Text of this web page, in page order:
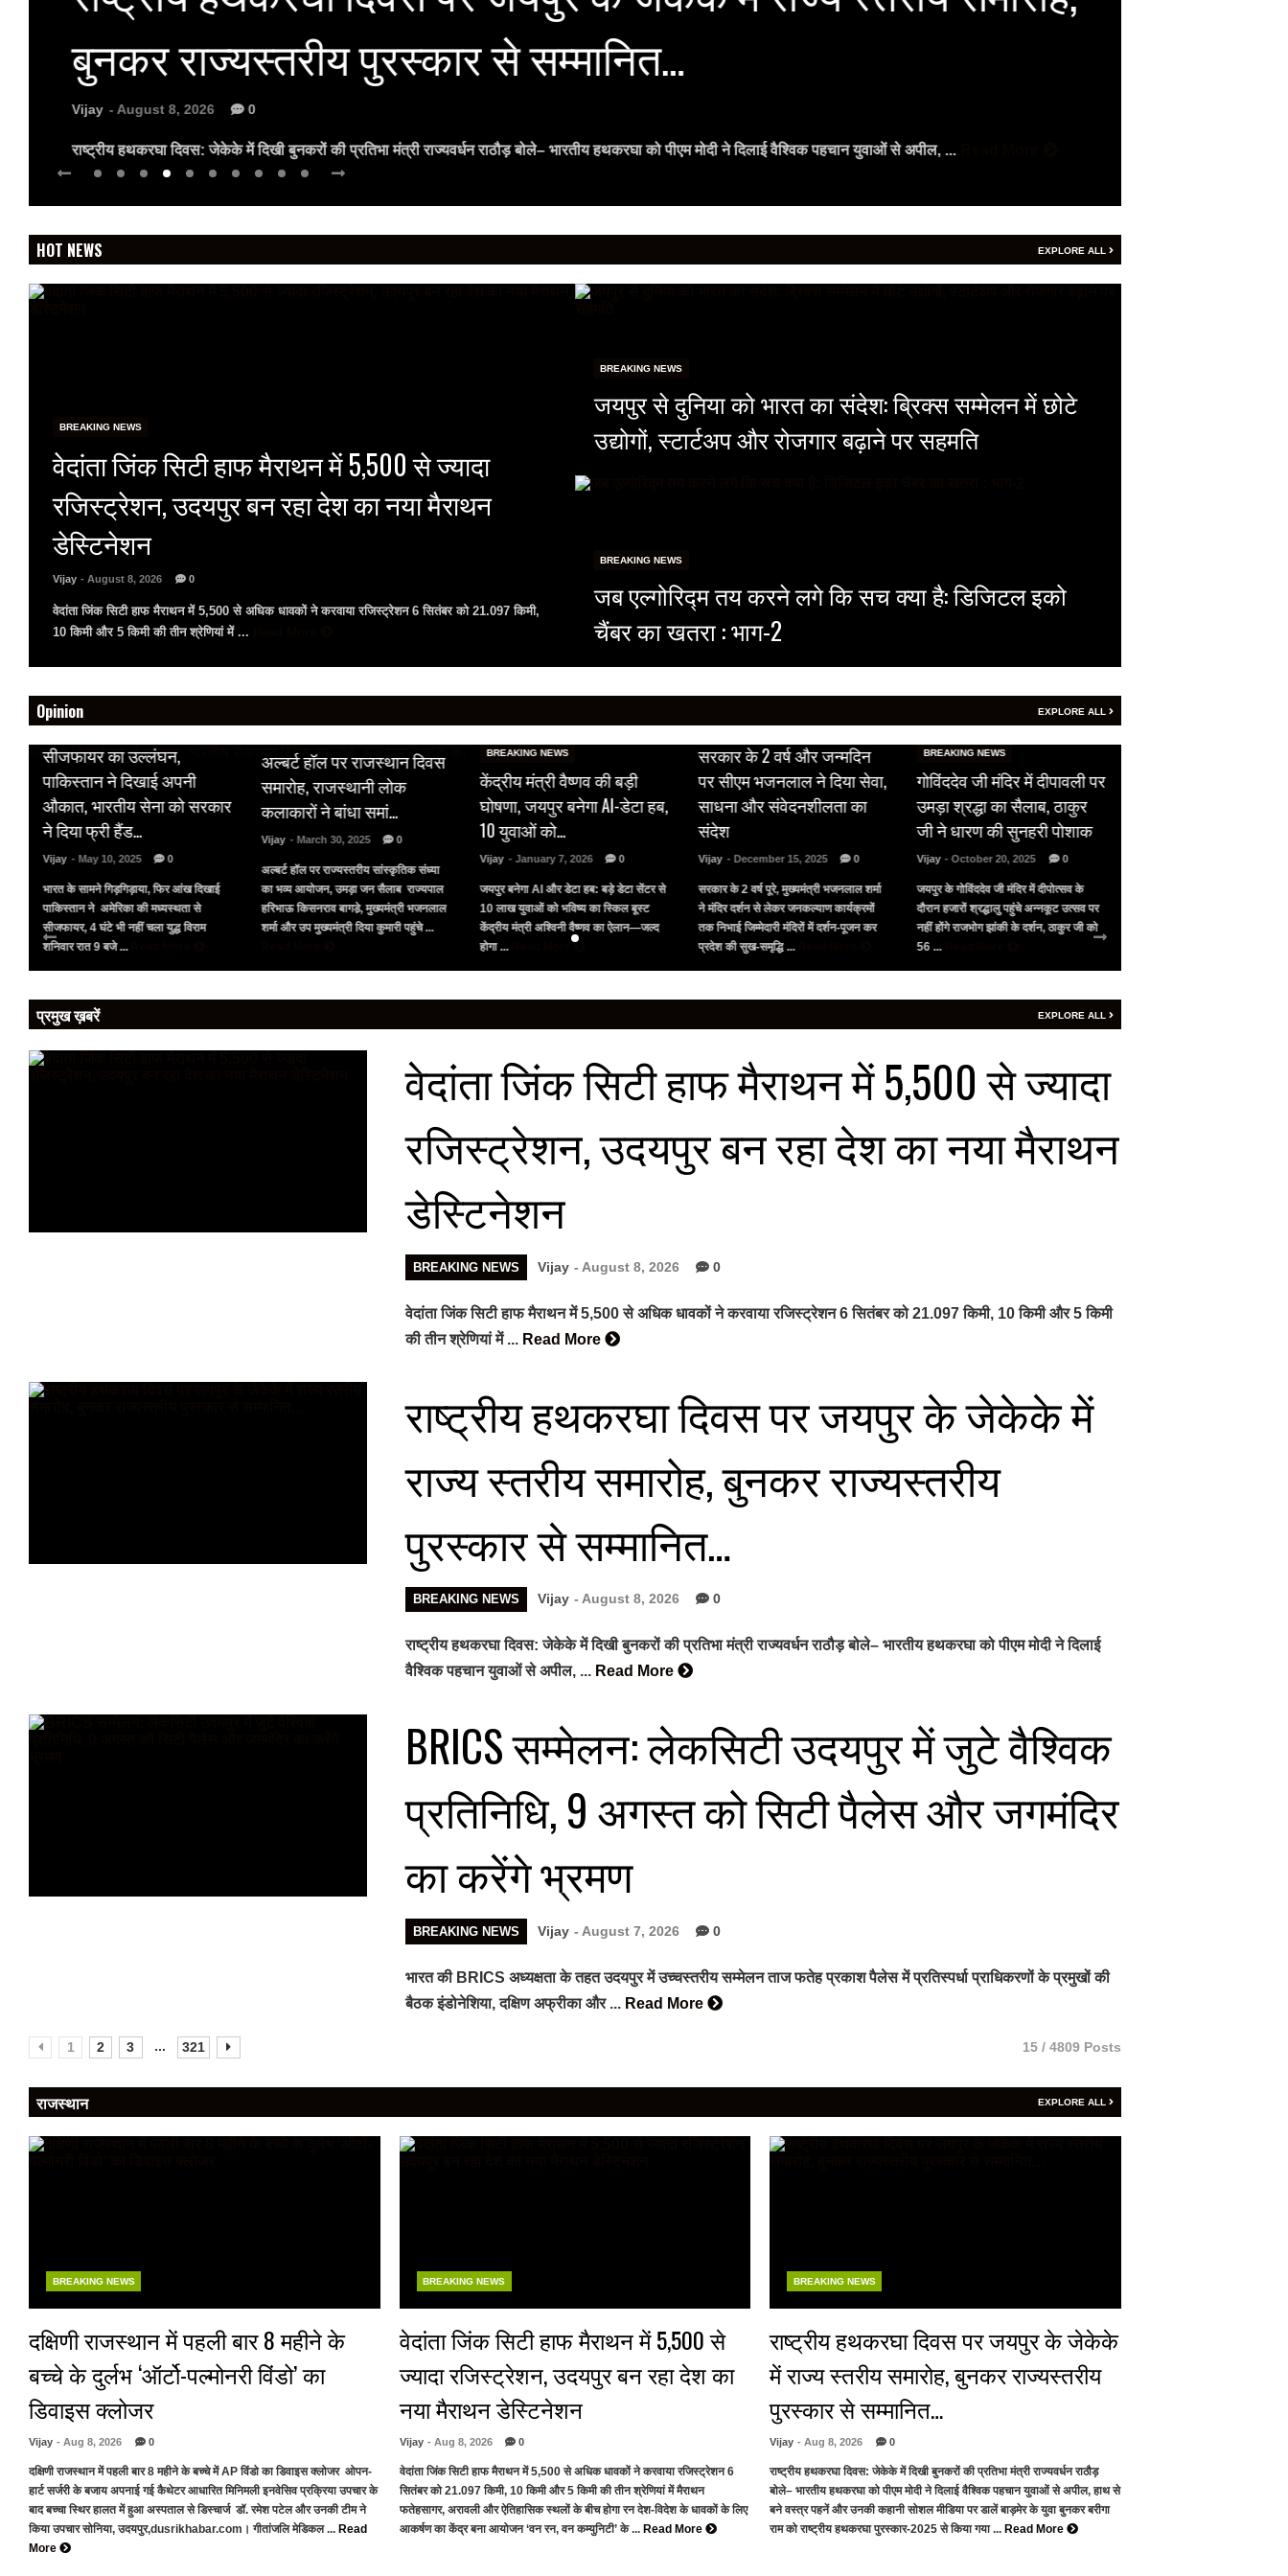
बुनकर राज्यस्तरीय पुरस्कार से सम्मानित…
Vijay - August 8, 2026 0
राष्ट्रीय हथकरघा दिवस: जेकेके में दिखी बुनकरों की प्रतिभा मंत्री राज्यवर्धन राठौड़ बोले– भारतीय हथकरघा को पीएम मोदी ने दिलाई वैश्विक पहचान युवाओं से अपील, ...
HOT NEWS EXPLORE ALL
BREAKING NEWS
वेदांता जिंक सिटी हाफ मैराथन में 5,500 से ज्यादा
रजिस्ट्रेशन, उदयपुर बन रहा देश का नया मैराथन
डेस्टिनेशन
Vijay - August 8, 2026 0
वेदांता जिंक सिटी हाफ मैराथन में 5,500 से अधिक धावकों ने करवाया रजिस्ट्रेशन 6 सितंबर को 21.097 किमी,
10 किमी और 5 किमी की तीन श्रेणियां में ...
BREAKING NEWS
जयपुर से दुनिया को भारत का संदेश: ब्रिक्स सम्मेलन में छोटे
उद्योगों, स्टार्टअप और रोजगार बढ़ाने पर सहमति
BREAKING NEWS
जब एल्गोरिद्म तय करने लगे कि सच क्या है: डिजिटल इको
चैंबर का खतरा : भाग-2
Opinion EXPLORE ALL
HOT NEWS
सीजफायर का उल्लंघन,
पाकिस्तान ने दिखाई अपनी
औकात, भारतीय सेना को सरकार
ने दिया फ्री हैंड…
Vijay - May 10, 2025 0
भारत के सामने गिड़गिड़ाया, फिर आंख दिखाई
पाकिस्तान ने अमेरिका की मध्यस्थता से
सीजफायर, 4 घंटे भी नहीं चला युद्ध विराम
शनिवार रात 9 बजे ...
अल्बर्ट हॉल पर राजस्थान दिवस
समारोह, राजस्थानी लोक
कलाकारों ने बांधा समां…
Vijay - March 30, 2025 0
अल्बर्ट हॉल पर राज्यस्तरीय सांस्कृतिक संध्या
का भव्य आयोजन, उमड़ा जन सैलाब राज्यपाल
हरिभाऊ किसनराव बागडे़, मुख्यमंत्री भजनलाल
शर्मा और उप मुख्यमंत्री दिया कुमारी पहुंचे ...
BREAKING NEWS
केंद्रीय मंत्री वैष्णव की बड़ी
घोषणा, जयपुर बनेगा AI-डेटा हब,
10 युवाओं को…
Vijay - January 7, 2026 0
जयपुर बनेगा AI और डेटा हब: बड़े डेटा सेंटर से
10 लाख युवाओं को भविष्य का स्किल बूस्ट
केंद्रीय मंत्री अश्विनी वैष्णव का ऐलान—जल्द
होगा ...
BREAKING NEWS
सरकार के 2 वर्ष और जन्मदिन
पर सीएम भजनलाल ने दिया सेवा,
साधना और संवेदनशीलता का
संदेश
Vijay - December 15, 2025 0
सरकार के 2 वर्ष पूरे, मुख्यमंत्री भजनलाल शर्मा
ने मंदिर दर्शन से लेकर जनकल्याण कार्यक्रमों
तक निभाई जिम्मेदारी मंदिरों में दर्शन-पूजन कर
प्रदेश की सुख-समृद्धि ...
BREAKING NEWS
गोविंददेव जी मंदिर में दीपावली पर
उमड़ा श्रद्धा का सैलाब, ठाकुर
जी ने धारण की सुनहरी पोशाक
Vijay - October 20, 2025 0
जयपुर के गोविंददेव जी मंदिर में दीपोत्सव के
दौरान हजारों श्रद्धालु पहुंचे अन्नकूट उत्सव पर
नहीं होंगे राजभोग झांकी के दर्शन, ठाकुर जी को
56 ...
प्रमुख ख़बरें EXPLORE ALL
वेदांता जिंक सिटी हाफ मैराथन में 5,500 से ज्यादा
रजिस्ट्रेशन, उदयपुर बन रहा देश का नया मैराथन
डेस्टिनेशन
BREAKING NEWS Vijay - August 8, 2026 0
वेदांता जिंक सिटी हाफ मैराथन में 5,500 से अधिक धावकों ने करवाया रजिस्ट्रेशन 6 सितंबर को 21.097 किमी, 10 किमी और 5 किमी
की तीन श्रेणियां में ... Read More
राष्ट्रीय हथकरघा दिवस पर जयपुर के जेकेके में
राज्य स्तरीय समारोह, बुनकर राज्यस्तरीय
पुरस्कार से सम्मानित…
BREAKING NEWS Vijay - August 8, 2026 0
राष्ट्रीय हथकरघा दिवस: जेकेके में दिखी बुनकरों की प्रतिभा मंत्री राज्यवर्धन राठौड़ बोले– भारतीय हथकरघा को पीएम मोदी ने दिलाई
वैश्विक पहचान युवाओं से अपील, ... Read More
BRICS सम्मेलन: लेकसिटी उदयपुर में जुटे वैश्विक
प्रतिनिधि, 9 अगस्त को सिटी पैलेस और जगमंदिर
का करेंगे भ्रमण
BREAKING NEWS Vijay - August 7, 2026 0
भारत की BRICS अध्यक्षता के तहत उदयपुर में उच्चस्तरीय सम्मेलन ताज फतेह प्रकाश पैलेस में प्रतिस्पर्धा प्राधिकरणों के प्रमुखों की
बैठक इंडोनेशिया, दक्षिण अफ्रीका और ... Read More
1 2 3 ... 321 15 / 4809 Posts
राजस्थान EXPLORE ALL
BREAKING NEWS
दक्षिणी राजस्थान में पहली बार 8 महीने के
बच्चे के दुर्लभ ‘ऑर्टो-पल्मोनरी विंडो’ का
डिवाइस क्लोजर
Vijay - Aug 8, 2026 0
दक्षिणी राजस्थान में पहली बार 8 महीने के बच्चे में AP विंडो का डिवाइस क्लोजर ओपन-
हार्ट सर्जरी के बजाय अपनाई गई कैथेटर आधारित मिनिमली इनवेसिव प्रक्रिया उपचार के
बाद बच्चा स्थिर हालत में हुआ अस्पताल से डिस्चार्ज डॉ. रमेश पटेल और उनकी टीम ने
किया उपचार सोनिया, उदयपुर,dusrikhabar.com। गीतांजलि मेडिकल ... Read
More
BREAKING NEWS
वेदांता जिंक सिटी हाफ मैराथन में 5,500 से
ज्यादा रजिस्ट्रेशन, उदयपुर बन रहा देश का
नया मैराथन डेस्टिनेशन
Vijay - Aug 8, 2026 0
वेदांता जिंक सिटी हाफ मैराथन में 5,500 से अधिक धावकों ने करवाया रजिस्ट्रेशन 6
सितंबर को 21.097 किमी, 10 किमी और 5 किमी की तीन श्रेणियां में मैराथन
फतेहसागर, अरावली और ऐतिहासिक स्थलों के बीच होगा रन देश-विदेश के धावकों के लिए
आकर्षण का केंद्र बना आयोजन ‘वन रन, वन कम्युनिटी’ के ... Read More
BREAKING NEWS
राष्ट्रीय हथकरघा दिवस पर जयपुर के जेकेके
में राज्य स्तरीय समारोह, बुनकर राज्यस्तरीय
पुरस्कार से सम्मानित…
Vijay - Aug 8, 2026 0
राष्ट्रीय हथकरघा दिवस: जेकेके में दिखी बुनकरों की प्रतिभा मंत्री राज्यवर्धन राठौड़
बोले– भारतीय हथकरघा को पीएम मोदी ने दिलाई वैश्विक पहचान युवाओं से अपील, हाथ से
बने वस्त्र पहनें और उनकी कहानी सोशल मीडिया पर डालें बाड़मेर के युवा बुनकर बरीगा
राम को राष्ट्रीय हथकरघा पुरस्कार-2025 से किया गया ... Read More